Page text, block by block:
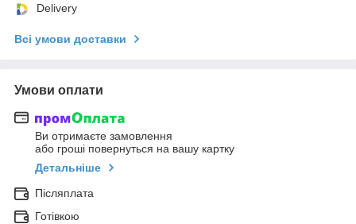
Delivery
Всі умови доставки
Умови оплати
Ви отримаєте замовлення
або гроші повернуться на вашу картку
Детальніше
Післяплата
Готівкою